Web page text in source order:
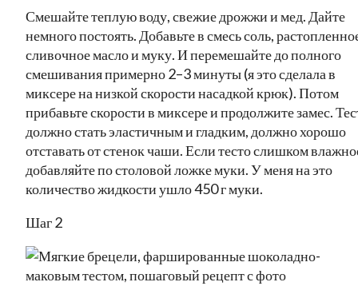
Смешайте теплую воду, свежие дрожжи и мед. Дайте
немного постоять. Добавьте в смесь соль,
сливочное масло и муку. И перемешайте до полного
смешивания примерно 2–3 минуты (я это сделала в
миксере на низкой скорости насадкой крюк). Потом
прибавьте скорости в миксере и продолжите замес.
должно стать эластичным и гладким, должно хорошо
отставать от стенок чаши. Если тесто слишком
добавляйте по столовой ложке муки. У меня на это
количество жидкости ушло 450 г муки.
Шаг 2